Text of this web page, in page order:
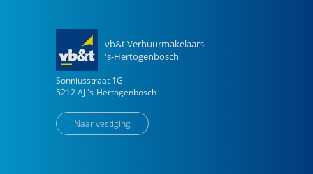
vb&t Verhuurmakelaars
's-Hertogenbosch
Sonniusstraat 1G
5212 AJ 's-Hertogenbosch
Naar vestiging